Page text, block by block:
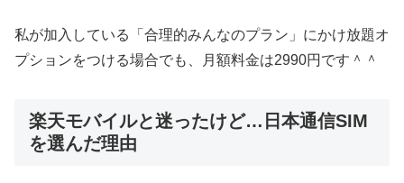
私が加入している「合理的みんなのプラン」にかけ放題オ
プションをつける場合でも、月額料金は2990円です＾＾
楽天モバイルと迷ったけど…日本通信SIM
を選んだ理由